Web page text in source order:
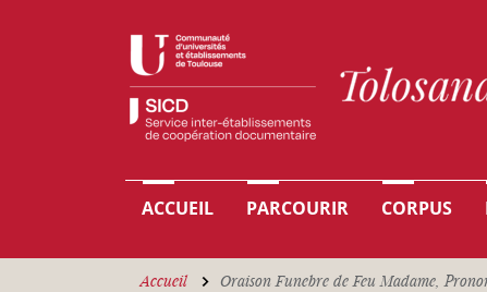
Navigation principale
ACCUEIL PARCOURIR CORPUS
Accueil Oraison Funebre de Feu Madame,